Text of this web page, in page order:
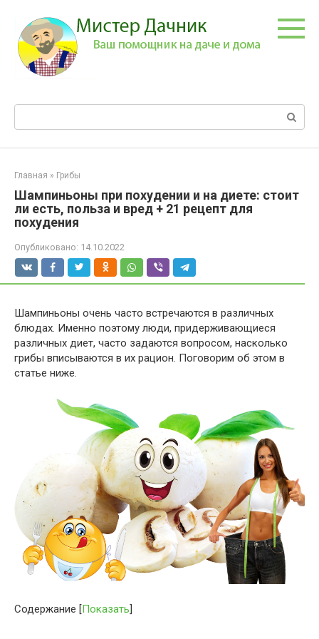
контенту
Главная » Грибы
Шампиньоны при похудении и на диете: стоит
ли есть, польза и вред + 21 рецепт для
похудения
Опубликовано: 14.10.2022
Шампиньоны очень часто встречаются в различных
блюдах. Именно поэтому люди, придерживающиеся
различных диет, часто задаются вопросом, насколько
грибы вписываются в их рацион. Поговорим об этом в
статье ниже.
Содержание [Показать]